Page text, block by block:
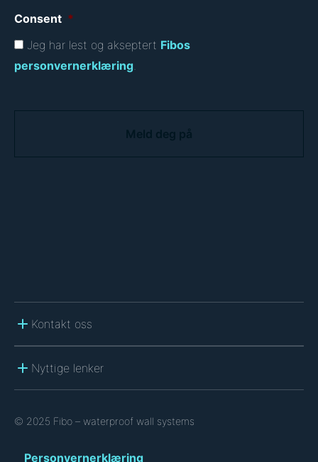
Consent *
Jeg har lest og akseptert Fibos
personvernerklæring
Kontakt oss
Nyttige lenker
© 2025 Fibo – waterproof wall systems
Personvernerklæring